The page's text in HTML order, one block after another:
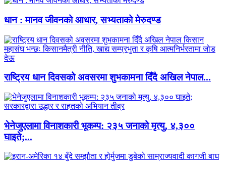
धान : मानव जीवनको आधार, सभ्यताको मेरुदण्ड
राष्ट्रिय धान दिवसको अवसरमा शुभकामना दिँदै अखिल नेपाल...
भेनेजुएलामा विनाशकारी भूकम्प: २३५ जनाको मृत्यु, ४,३००
घाइते;...